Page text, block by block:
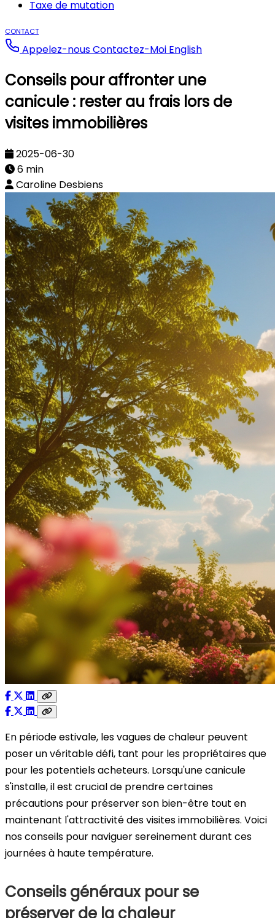
Taxe de mutation
CONTACT
Appelez-nousContactez-Moi English
Conseils pour affronter une
canicule : rester au frais lors de
visites immobilières
2025-06-30
6 min
Caroline Desbiens
En période estivale, les vagues de chaleur peuvent
poser un véritable défi, tant pour les propriétaires que
pour les potentiels acheteurs. Lorsqu'une canicule
s'installe, il est crucial de prendre certaines
précautions pour préserver son bien-être tout en
maintenant l'attractivité des visites immobilières. Voici
nos conseils pour naviguer sereinement durant ces
journées à haute température.
Conseils généraux pour se
préserver de la chaleur